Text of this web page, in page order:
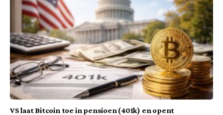
VS laat Bitcoin toe in pensioen (401k) en opent